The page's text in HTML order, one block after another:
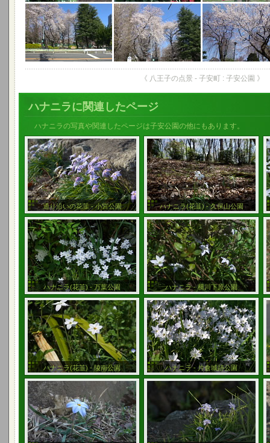
《 八王子の点景 - 子安町 : 子安公園 》
ハナニラに関連したページ
ハナニラの写真や関連したページは子安公園の他にもあります。
通り沿いの花韮 - 小宮公園 ハナニラ(花韮) - 久保山公園
ハナニラ(花韮) - 万葉公園 ハナニラ - 横川下原公園
ハナニラ(花韮) - 陵南公園 ハナニラ - 片倉城跡公園